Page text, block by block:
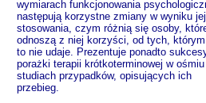
wymiarach funkcjonowania
następują korzystne zmiany w wyniku jej
stosowania, czym różnią się osoby,
odnoszą z niej korzyści, od tych,
to nie udaje. Prezentuje ponadto
porażki terapii krótkoterminowej w ośmiu
studiach przypadków, opisujących ich
przebieg.